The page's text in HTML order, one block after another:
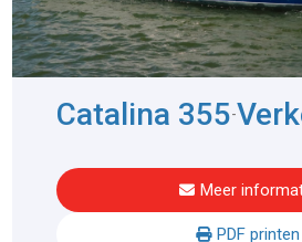
Catalina 355-
Meer
PDF printen